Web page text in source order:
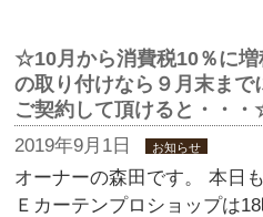
☆10月から消費税10％に増
の取り付けなら９月末まで
ご契約して頂けると・・
2019年9月1日 お知らせ
オーナーの森田です。 本日
Ｅカーテンプロショップは